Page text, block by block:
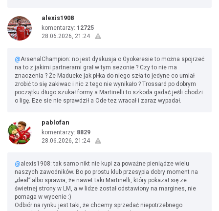
alexis1908
komentarzy: 12725
28.06.2026, 21:24
@ArsenalChampion: no jest dyskusja o Gyokeresie to można spojrzeć
na to z jakimi partnerami grał w tym sezonie ? Czy to nie ma
znaczenia ? Że Madueke jak piłka do niego szła to jedyne co umiał
zrobić to się zakiwac i nic z tego nie wynikało ? Trossard po dobrym
początku długo szukał formy a Martinelli to szkoda gadać jeśli chodzi
o ligę. Eze sie nie sprawdził a Ode tez wracał i zaraz wypadał.
pablofan
komentarzy: 8829
28.06.2026, 21:24
@alexis1908: tak samo nikt nie kupi za poważne pieniądze wielu
naszych zawodników. Bo po prostu klub przesypia dobry moment na
„deal” albo sprawia, że nawet taki Martinelli, który pokazał się ze
świetnej strony w LM, a w lidze został odstawiony na margines, nie
pomaga w wycenie :)
Odbiór na rynku jest taki, że chcemy sprzedać niepotrzebnego